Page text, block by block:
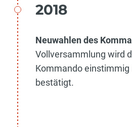
2018
Neuwahlen des
Vollversammlung wird
Kommando einstimmig
bestätigt.